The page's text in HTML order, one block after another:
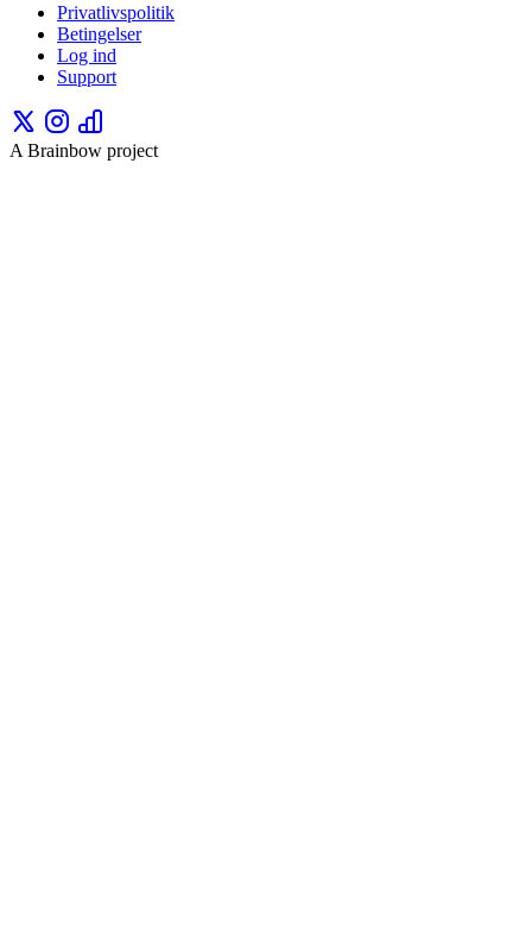
Privatlivspolitik
Betingelser
Log ind
Support
A Brainbow project